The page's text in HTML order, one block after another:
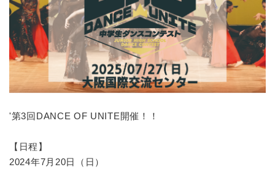
'第3回DANCE OF UNITE開催！！
【日程】
2024年7月20日（日）